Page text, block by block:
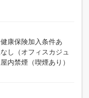
康保険加入条件あ
し（オフィスカジュ
内禁煙（喫煙あり）